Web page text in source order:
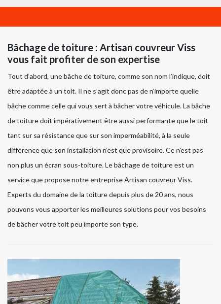
Bâchage de toiture : Artisan couvreur Viss
vous fait profiter de son expertise
Tout d’abord, une bâche de toiture, comme son nom l’indique, doit
être adaptée à un toit. Il ne s’agit donc pas de n’importe quelle
bâche comme celle qui vous sert à bâcher votre véhicule. La bâche
de toiture doit impérativement être aussi performante que le toit
tant sur sa résistance que sur son imperméabilité, à la seule
différence que son installation n’est que provisoire. Ce n’est pas
non plus un écran sous-toiture. Le bâchage de toiture est un
service que propose notre entreprise Artisan couvreur Viss.
Experts du domaine de la toiture depuis plus de 20 ans, nous
pouvons vous apporter les meilleures solutions pour vos besoins
de bâcher votre toit peu importe son type.